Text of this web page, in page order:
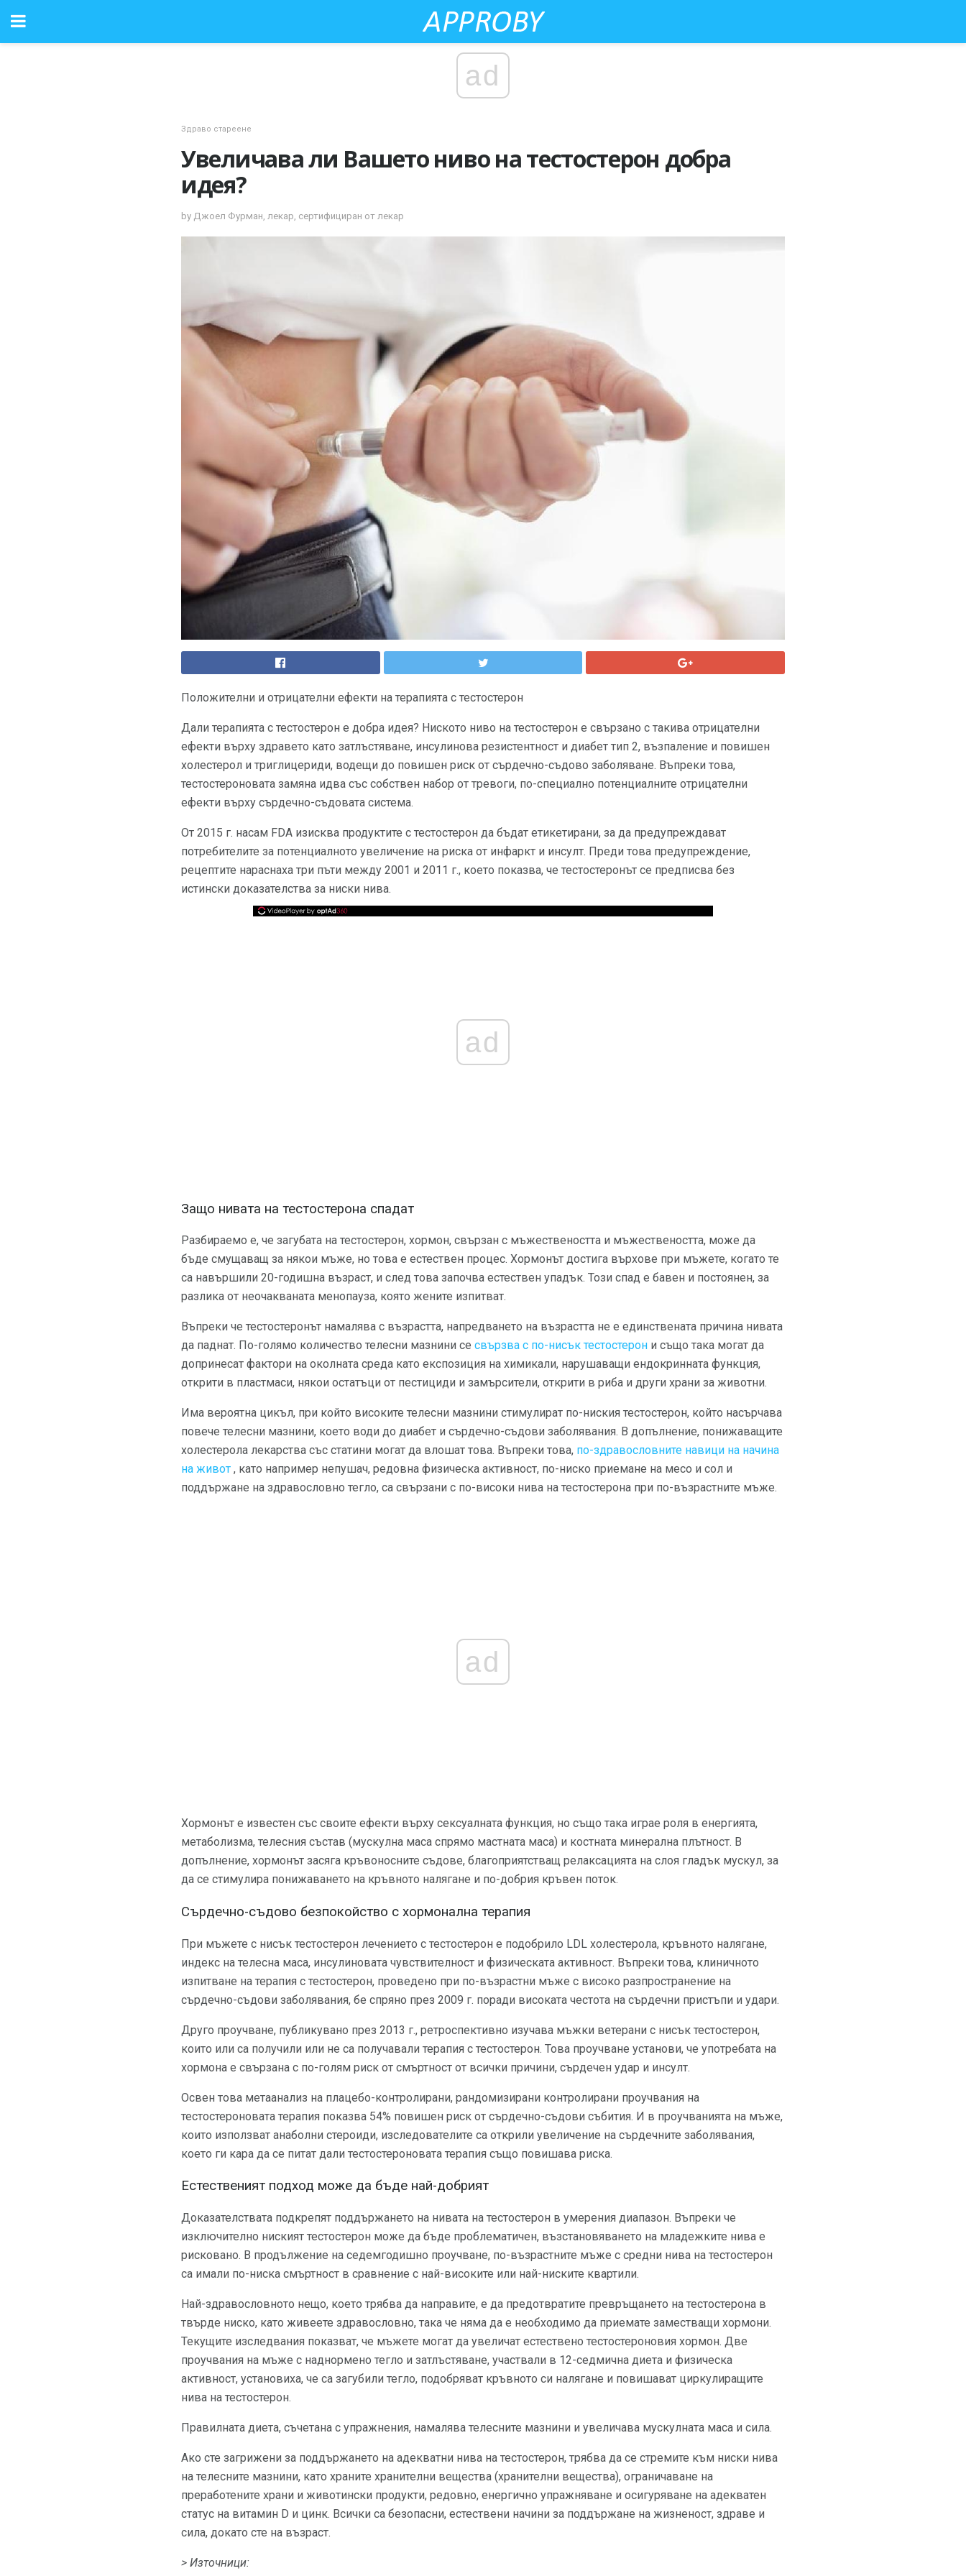
ad
Здраво стареене
Увеличава ли Вашето ниво на тестостерон добра
идея?
by Джоел Фурман, лекар, сертифициран от лекар
Положителни и отрицателни ефекти на терапията с тестостерон
Дали терапията с тестостерон е добра идея? Ниското ниво на тестостерон е свързано с такива отрицателни
ефекти върху здравето като затлъстяване, инсулинова резистентност и диабет тип 2, възпаление и повишен
холестерол и триглицериди, водещи до повишен риск от сърдечно-съдово заболяване. Въпреки това,
тестостероновата замяна идва със собствен набор от тревоги, по-специално потенциалните отрицателни
ефекти върху сърдечно-съдовата система.
От 2015 г. насам FDA изисква продуктите с тестостерон да бъдат етикетирани, за да предупреждават
потребителите за потенциалното увеличение на риска от инфаркт и инсулт. Преди това предупреждение,
рецептите нараснаха три пъти между 2001 и 2011 г., което показва, че тестостеронът се предписва без
истински доказателства за ниски нива.
ad
Защо нивата на тестостерона спадат
Разбираемо е, че загубата на тестостерон, хормон, свързан с мъжествеността и мъжествеността, може да
бъде смущаващ за някои мъже, но това е естествен процес. Хормонът достига върхове при мъжете, когато те
са навършили 20-годишна възраст, и след това започва естествен упадък. Този спад е бавен и постоянен, за
разлика от неочакваната менопауза, която жените изпитват.
Въпреки че тестостеронът намалява с възрастта, напредването на възрастта не е единствената причина нивата
да паднат. По-голямо количество телесни мазнини се свързва с по-нисък тестостерон и също така могат да
допринесат фактори на околната среда като експозиция на химикали, нарушаващи ендокринната функция,
открити в пластмаси, някои остатъци от пестициди и замърсители, открити в риба и други храни за животни.
Има вероятна цикъл, при който високите телесни мазнини стимулират по-ниския тестостерон, който насърчава
повече телесни мазнини, което води до диабет и сърдечно-съдови заболявания. В допълнение, понижаващите
холестерола лекарства със статини могат да влошат това. Въпреки това, по-здравословните навици на начина
на живот , като например непушач, редовна физическа активност, по-ниско приемане на месо и сол и
поддържане на здравословно тегло, са свързани с по-високи нива на тестостерона при по-възрастните мъже.
ad
Хормонът е известен със своите ефекти върху сексуалната функция, но също така играе роля в енергията,
метаболизма, телесния състав (мускулна маса спрямо мастната маса) и костната минерална плътност. В
допълнение, хормонът засяга кръвоносните съдове, благоприятстващ релаксацията на слоя гладък мускул, за
да се стимулира понижаването на кръвното налягане и по-добрия кръвен поток.
Сърдечно-съдово безпокойство с хормонална терапия
При мъжете с нисък тестостерон лечението с тестостерон е подобрило LDL холестерола, кръвното налягане,
индекс на телесна маса, инсулиновата чувствителност и физическата активност. Въпреки това, клиничното
изпитване на терапия с тестостерон, проведено при по-възрастни мъже с високо разпространение на
сърдечно-съдови заболявания, бе спряно през 2009 г. поради високата честота на сърдечни пристъпи и удари.
Друго проучване, публикувано през 2013 г., ретроспективно изучава мъжки ветерани с нисък тестостерон,
които или са получили или не са получавали терапия с тестостерон. Това проучване установи, че употребата на
хормона е свързана с по-голям риск от смъртност от всички причини, сърдечен удар и инсулт.
Освен това метаанализ на плацебо-контролирани, рандомизирани контролирани проучвания на
тестостероновата терапия показва 54% повишен риск от сърдечно-съдови събития. И в проучванията на мъже,
които използват анаболни стероиди, изследователите са открили увеличение на сърдечните заболявания,
което ги кара да се питат дали тестостероновата терапия също повишава риска.
Естественият подход може да бъде най-добрият
Доказателствата подкрепят поддържането на нивата на тестостерон в умерения диапазон. Въпреки че
изключително ниският тестостерон може да бъде проблематичен, възстановяването на младежките нива е
рисковано. В продължение на седемгодишно проучване, по-възрастните мъже с средни нива на тестостерон
са имали по-ниска смъртност в сравнение с най-високите или най-ниските квартили.
Най-здравословното нещо, което трябва да направите, е да предотвратите превръщането на тестостерона в
твърде ниско, като живеете здравословно, така че няма да е необходимо да приемате заместващи хормони.
Текущите изследвания показват, че мъжете могат да увеличат естествено тестостероновия хормон. Две
проучвания на мъже с наднормено тегло и затлъстяване, участвали в 12-седмична диета и физическа
активност, установиха, че са загубили тегло, подобряват кръвното си налягане и повишават циркулиращите
нива на тестостерон.
Правилната диета, съчетана с упражнения, намалява телесните мазнини и увеличава мускулната маса и сила.
Ако сте загрижени за поддържането на адекватни нива на тестостерон, трябва да се стремите към ниски нива
на телесните мазнини, като храните хранителни вещества (хранителни вещества), ограничаване на
преработените храни и животински продукти, редовно, енергично упражняване и осигуряване на адекватен
статус на витамин D и цинк. Всички са безопасни, естествени начини за поддържане на жизненост, здраве и
сила, докато сте на възраст.
> Източници: